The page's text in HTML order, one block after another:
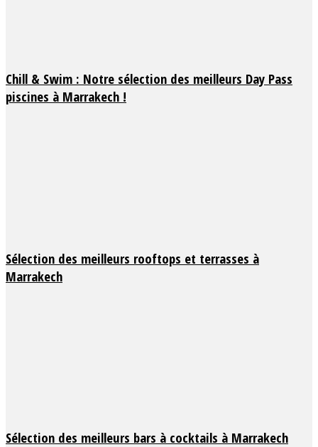
Chill & Swim : Notre sélection des meilleurs Day Pass
piscines à Marrakech !
Sélection des meilleurs rooftops et terrasses à
Marrakech
Sélection des meilleurs bars à cocktails à Marrakech